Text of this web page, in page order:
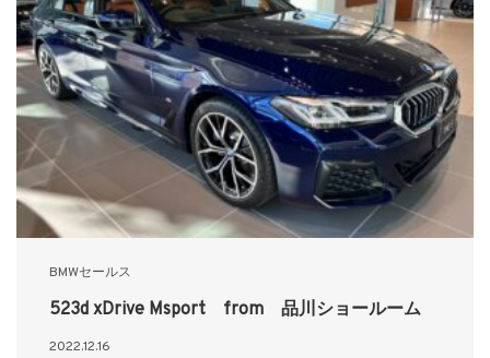
BMWセールス
523d xDrive Msport from 品川ショールーム
2022.12.16